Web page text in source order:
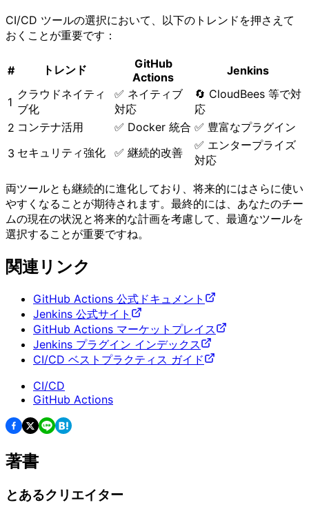
CI/CD ツールの選択において、以下のトレンドを押さえて
おくことが重要です：
# トレンド
GitHub
Actions
Jenkins
1
クラウドネイティ
ブ化
✅ ネイティブ
対応
🔄 CloudBees 等で対
応
2 コンテナ活用 ✅ Docker 統合 ✅ 豊富なプラグイン
3 セキュリティ強化 ✅ 継続的改善
✅ エンタープライズ
対応
両ツールとも継続的に進化しており、将来的にはさらに使い
やすくなることが期待されます。最終的には、あなたのチー
ムの現在の状況と将来的な計画を考慮して、最適なツールを
選択することが重要ですね。
関連リンク
GitHub Actions 公式ドキュメント
Jenkins 公式サイト
GitHub Actions マーケットプレイス
Jenkins プラグイン インデックス
CI/CD ベストプラクティス ガイド
CI/CD
GitHub Actions
著書
とあるクリエイター